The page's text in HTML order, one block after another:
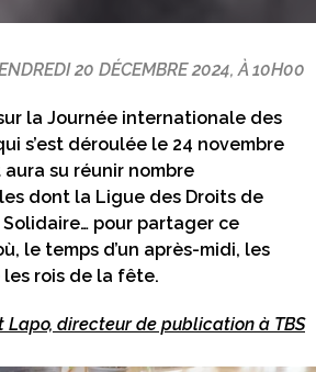
20 DÉCEMBRE 2024, À 10H00
la Journée internationale des
s’est déroulée le 24 novembre
su réunir nombre
dont la Ligue des Droits de
Solidaire… pour partager ce
le temps d’un après-midi, les
rois de la fête.
Lapo, directeur de publication à TBS